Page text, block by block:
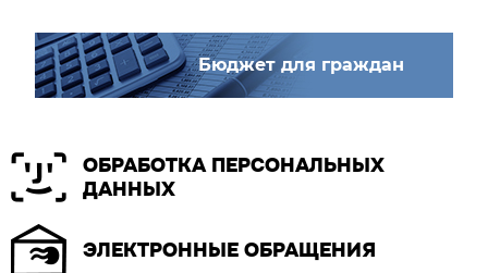
Бюджет для граждан
ОБРАБОТКА ПЕРСОНАЛЬНЫХ
ДАННЫХ
ЭЛЕКТРОННЫЕ ОБРАЩЕНИЯ